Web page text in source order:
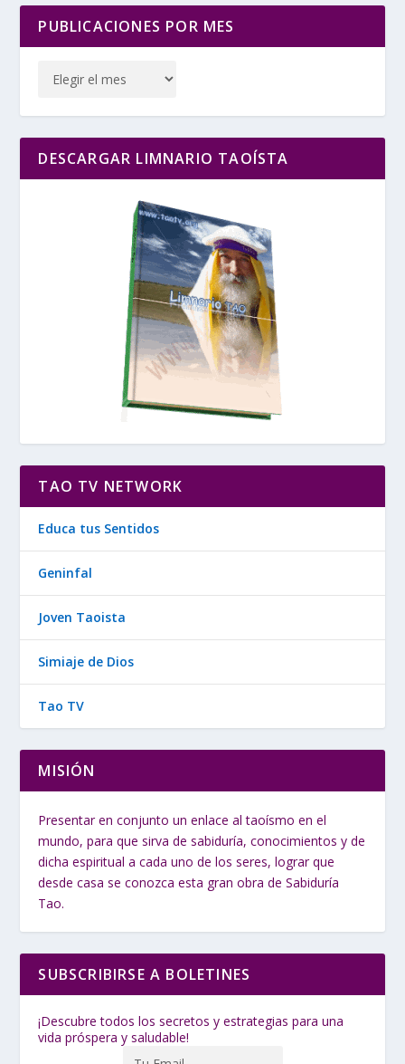
PUBLICACIONES POR MES
DESCARGAR LIMNARIO TAOÍSTA
TAO TV NETWORK
Educa tus Sentidos
Geninfal
Joven Taoista
Simiaje de Dios
Tao TV
MISIÓN
Presentar en conjunto un enlace al taoísmo en el
mundo, para que sirva de sabiduría, conocimientos y de
dicha espiritual a cada uno de los seres, lograr que
desde casa se conozca esta gran obra de Sabiduría
Tao.
SUBSCRIBIRSE A BOLETINES
¡Descubre todos los secretos y estrategias para una
vida próspera y saludable!